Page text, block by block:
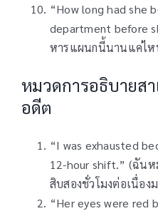
“How long had she
department before
หารแผนกนี้นานแค่ไห
หมวดการอธิบายส
อดีต
“I was exhausted
12-hour shift.” (ฉันห
สิบสองชั่วโมงต่อเนื่อง
“Her eyes were red